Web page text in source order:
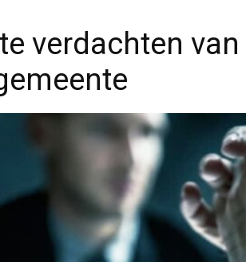
verdachten